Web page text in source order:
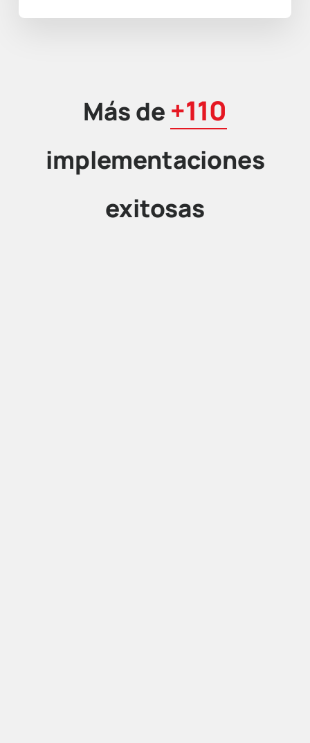
Más de +110
implementaciones
exitosas